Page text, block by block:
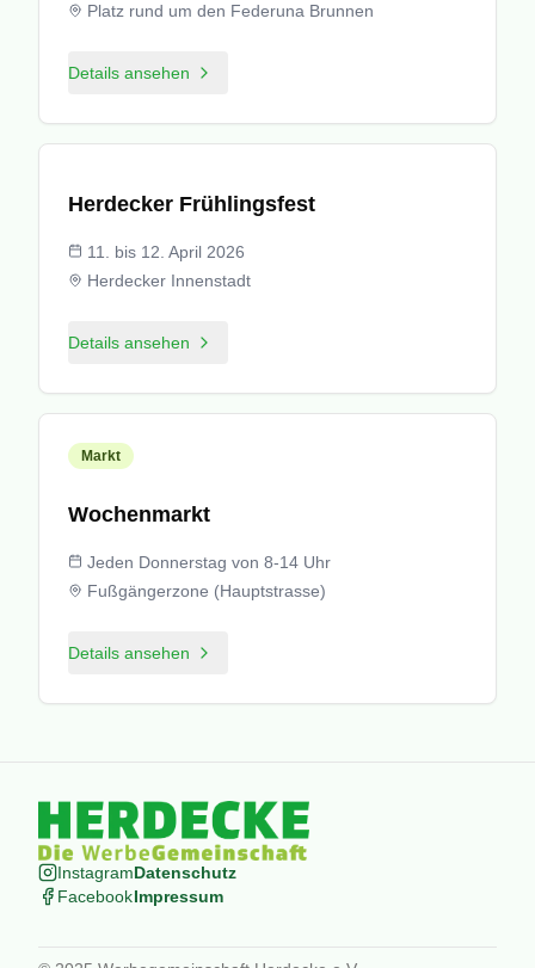
Platz rund um den Federuna Brunnen
Details ansehen
© Falko Wuebbecke
Herdecker Frühlingsfest
11. bis 12. April 2026
Herdecker Innenstadt
Details ansehen
Markt
Wochenmarkt
Jeden Donnerstag von 8-14 Uhr
Fußgängerzone (Hauptstrasse)
Details ansehen
Instagram
Facebook
Datenschutz
Impressum